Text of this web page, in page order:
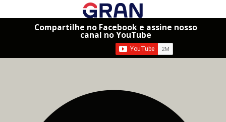
Compartilhe no Facebook e assine nosso
canal no YouTube